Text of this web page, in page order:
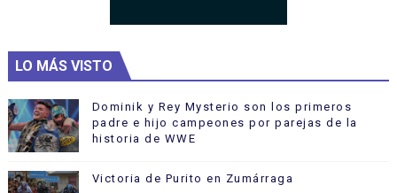
LO MÁS VISTO
Dominik y Rey Mysterio son los primeros
padre e hijo campeones por parejas de la
historia de WWE
Victoria de Purito en Zumárraga